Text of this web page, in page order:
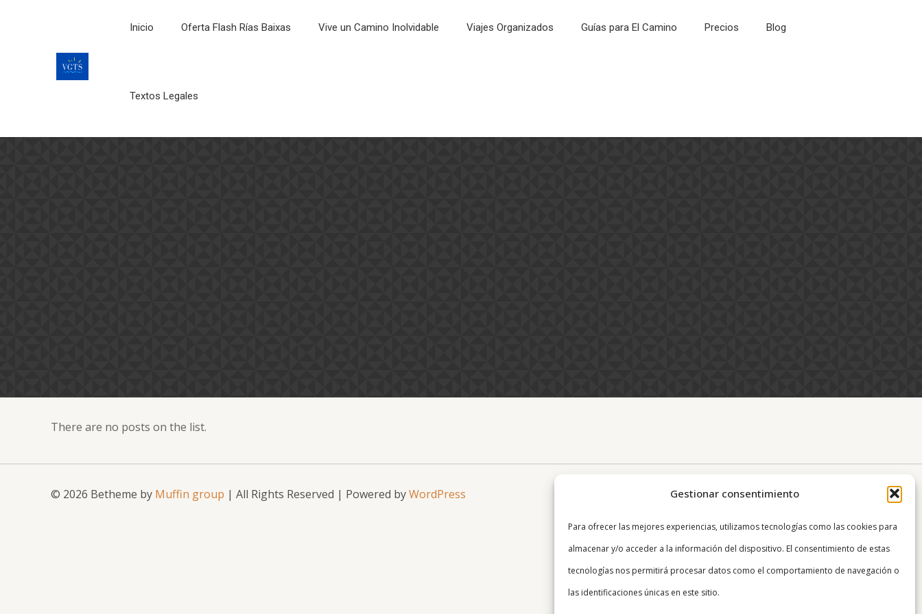
Gestionar consentimiento
Para ofrecer las mejores experiencias, utilizamos tecnologías como las cookies para
almacenar y/o acceder a la información del dispositivo. El consentimiento de estas
tecnologías nos permitirá procesar datos como el comportamiento de navegación o
las identificaciones únicas en este sitio.
Inicio Oferta Flash Rías Baixas Vive un Camino Inolvidable Viajes Organizados Guías para El Camino Precios Blog
Textos Legales
There are no posts on the list.
© 2026 Betheme by Muffin group | All Rights Reserved | Powered byWordPress